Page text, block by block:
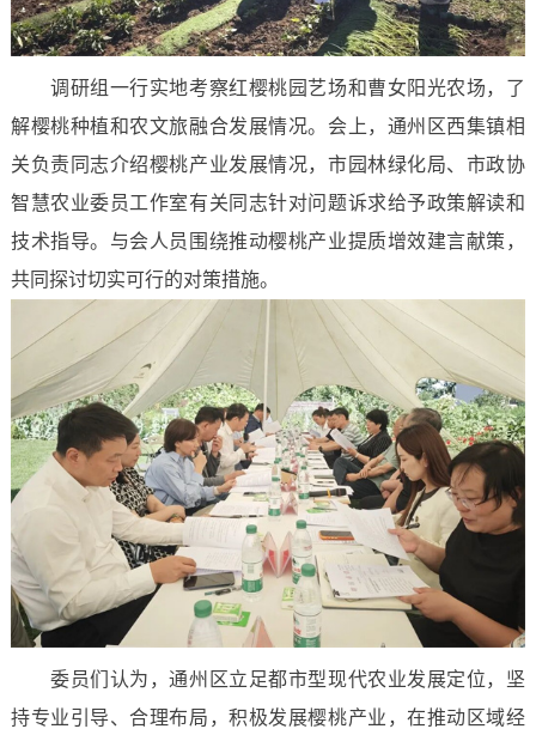
调研组一行实地考察红樱桃园艺场和曹女阳光农场，了
解樱桃种植和农文旅融合发展情况。会上，通州区西集镇相
关负责同志介绍樱桃产业发展情况，市园林绿化局、市政协
智慧农业委员工作室有关同志针对问题诉求给予政策解读和
技术指导。与会人员围绕推动樱桃产业提质增效建言献策，
共同探讨切实可行的对策措施。
委员们认为，通州区立足都市型现代农业发展定位，坚
持专业引导、合理布局，积极发展樱桃产业，在推动区域经